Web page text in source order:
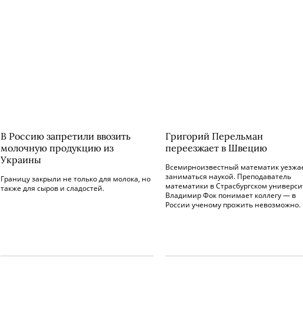
В Россию запретили ввозить
молочную продукцию из
Украины
Границу закрыли не только для молока, но
также для сыров и сладостей.
Григорий Перельман
переезжает в Швецию
Всемирноизвестный математик
заниматься наукой. Преподаватель
математики в Страсбургском
Владимир Фок понимает коллегу — в
России ученому прожить невозможно.